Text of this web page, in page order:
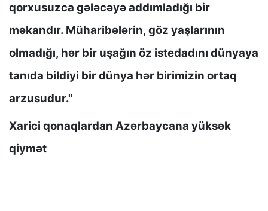
qorxusuzca gələcəyə addımladığı bir
məkandır. Müharibələrin, göz yaşlarının
olmadığı, hər bir uşağın öz istedadını dünyaya
tanıda bildiyi bir dünya hər birimizin ortaq
arzusudur."
Xarici qonaqlardan Azərbaycana yüksək
qiymət